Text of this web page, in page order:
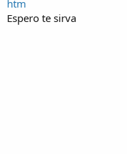
htm
Espero te sirva